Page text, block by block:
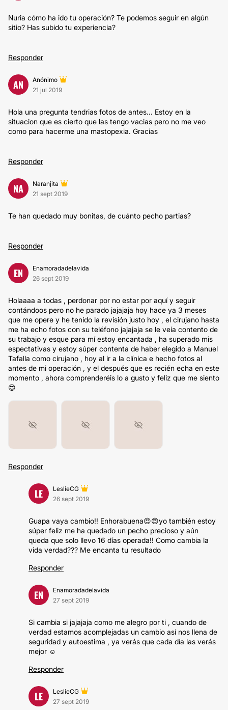
Nuria cómo ha ido tu operación? Te podemos seguir en algún
sitio? Has subido tu experiencia?
Responder
AN
Anónimo
21 jul 2019
Hola una pregunta tendrias fotos de antes... Estoy en la
situacion que es cierto que las tengo vacias pero no me veo
como para hacerme una mastopexia. Gracias
Responder
NA
Naranjita
21 sept 2019
Te han quedado muy bonitas, de cuánto pecho partias?
Responder
EN
Enamoradadelavida
26 sept 2019
Holaaaa a todas , perdonar por no estar por aquí y seguir
contándoos pero no he parado jajajaja hoy hace ya 3 meses
que me opere y he tenido la revisión justo hoy , el cirujano hasta
me ha echo fotos con su teléfono jajajaja se le veía contento de
su trabajo y esque para mí estoy encantada , ha superado mis
espectativas y estoy súper contenta de haber elegido a Manuel
Tafalla como cirujano , hoy al ir a la clínica e hecho fotos al
antes de mi operación , y el después que es recién echa en este
momento , ahora comprenderéis lo a gusto y feliz que me siento
😍
Responder
LE
LeslieCG
26 sept 2019
Guapa vaya cambio!! Enhorabuena😍😍yo también estoy
súper feliz me ha quedado un pecho precioso y aún
queda que solo llevo 16 días operada!! Como cambia la
vida verdad??? Me encanta tu resultado
Responder
EN
Enamoradadelavida
27 sept 2019
Si cambia si jajajaja como me alegro por ti , cuando de
verdad estamos acomplejadas un cambio así nos llena de
seguridad y autoestima , ya verás que cada día las verás
mejor ☺️
Responder
LE
LeslieCG
27 sept 2019